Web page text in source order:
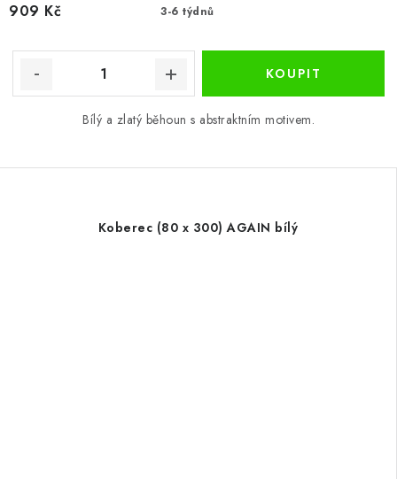
3-6 týdnů
909 Kč
Bílý a zlatý běhoun s abstraktním motivem.
Koberec (80 x 300) AGAIN bílý